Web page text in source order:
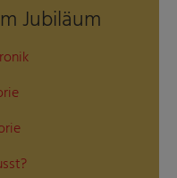
Jubiläum